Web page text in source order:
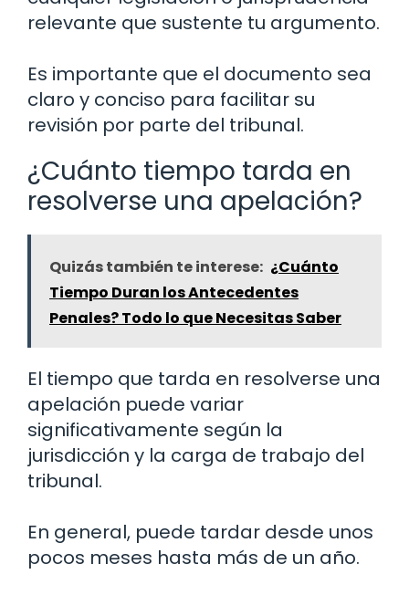
relevante que sustente tu argumento.
Es importante que el documento sea
claro y conciso para facilitar su
revisión por parte del tribunal.
¿Cuánto tiempo tarda en
resolverse una apelación?
Quizás también te interese: ¿Cuánto
Tiempo Duran los Antecedentes
Penales? Todo lo que Necesitas Saber
El tiempo que tarda en resolverse una
apelación puede variar
significativamente según la
jurisdicción y la carga de trabajo del
tribunal.
En general, puede tardar desde unos
pocos meses hasta más de un año.